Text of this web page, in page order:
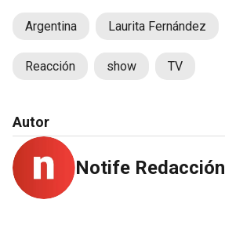
Argentina Laurita Fernández
Reacción show TV
Autor
Notife Redacción